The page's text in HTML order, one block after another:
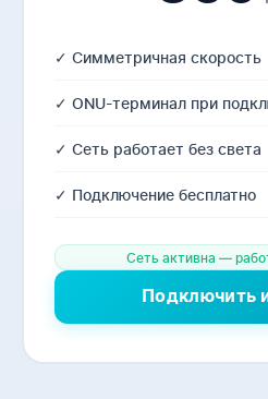
✓ Симметричная скорость
✓ ONU-терминал при
✓ Сеть работает без света
✓ Подключение бесплатно
Сеть активна —
Подключить